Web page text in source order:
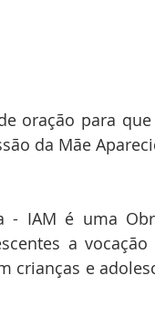
oração para
da Mãe
- IAM é uma
a
crianças e